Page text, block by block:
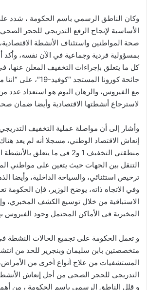
وكان الناطق الرسمي باسم الحكومة ، شدد
الأساسية لإنجاح الرفع التدريجي للحجر
صحة المواطنين واستئناف الأنشطة
بمسؤولية فردية وجماعية في الآن نفسه، وأكد
كل ما يتعلق بإجراءات التخفيف المعلن عنها،
جائحة كورونا المستجد
مع الفيروس، والرهان اليوم هو استعداد عدد
لاسترجاع أنشطتها الاقتصادية وأيضا ضمان
وأشار إلى أن مواصلة عملية التخفيف
إنعاش الاقتصاد الوطني، مسجلا أنه لم يعد
منطقتي التخفيف 1 و2 في ما يتعلق
ترخيص استثنائي، والسياحة الداخلية، وأيضا
وفي الاتجاه ذاته، يوضح الوزير، فإن
الاستباقية من خلال توسيع الكشف المخبري،
المخبرية في الأماكن المحتمل وجود الفيروس
و تعمل الحكومة على تجميع الحالات
متخصصتين بابن سليمان وبنجرير للحد من
المستشفيات من علاج أنواع أخرى من
التدريجي للحجر الصحي من أجل إنعاش
و قلل الناطق الرسمي باسم الحكومة ، من